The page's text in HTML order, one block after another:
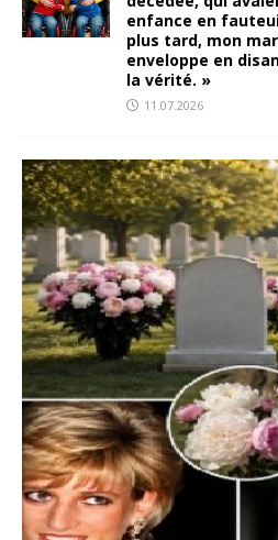
enfance en
plus tard, mon
enveloppe en
la vérité. »
11.07.2026